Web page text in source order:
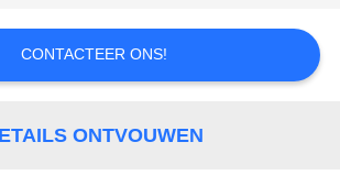
CONTACTEER ONS!
ONTVOUWEN